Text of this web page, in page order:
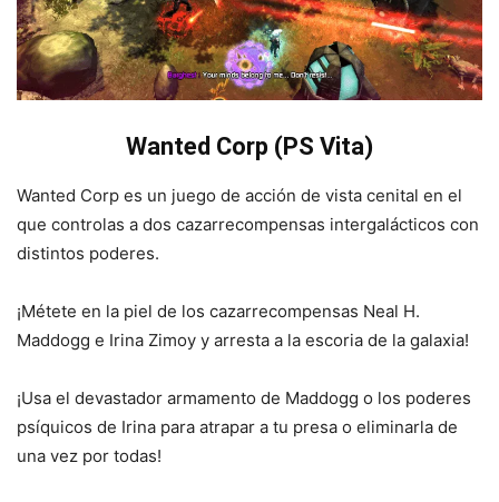
Wanted Corp (PS Vita)
Wanted Corp es un juego de acción de vista cenital en el
que controlas a dos cazarrecompensas intergalácticos con
distintos poderes.
¡Métete en la piel de los cazarrecompensas Neal H.
Maddogg e Irina Zimoy y arresta a la escoria de la galaxia!
¡Usa el devastador armamento de Maddogg o los poderes
psíquicos de Irina para atrapar a tu presa o eliminarla de
una vez por todas!